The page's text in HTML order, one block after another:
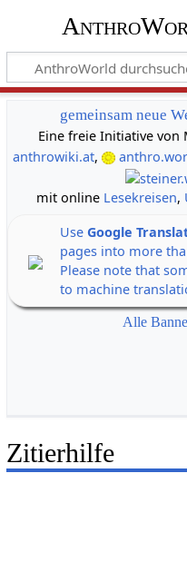
gemeinsam neue
Eine freie Initiative von
anthrowiki.at,
mit online Lesekreisen,
Use Google
pages into more
Please note that
to machine
Alle
Zitierhilfe